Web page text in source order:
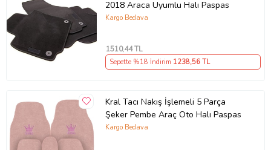
2018 Araca Uyumlu Halı Paspas
Kargo Bedava
1510,44 TL
Sepette %18 İndirim 1238,56 TL
Kral Tacı Nakış İşlemeli 5 Parça
Şeker Pembe Araç Oto Halı Paspas
Kargo Bedava